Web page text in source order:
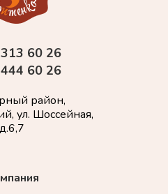
60 26
60 26
район,
ул. Шоссейная,
д.6,7